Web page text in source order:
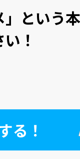
という
！
る！